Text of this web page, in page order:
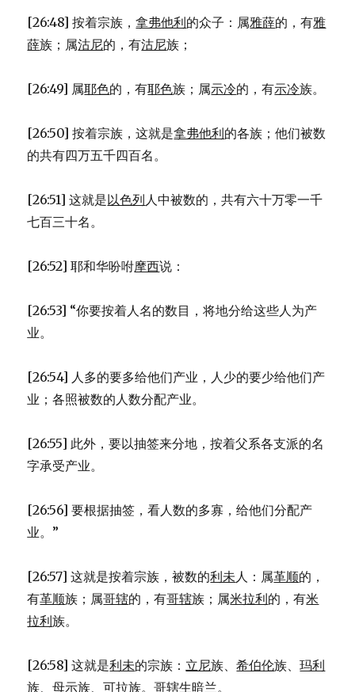
[26:48] 按着宗族，拿弗他利的众子：属雅薛的，有雅
薛族；属沽尼的，有沽尼族；
[26:49] 属耶色的，有耶色族；属示冷的，有示冷族。
[26:50] 按着宗族，这就是拿弗他利的各族；他们被数
的共有四万五千四百名。
[26:51] 这就是以色列人中被数的，共有六十万零一千
七百三十名。
[26:52] 耶和华吩咐摩西说：
[26:53] “你要按着人名的数目，将地分给这些人为产
业。
[26:54] 人多的要多给他们产业，人少的要少给他们产
业；各照被数的人数分配产业。
[26:55] 此外，要以抽签来分地，按着父系各支派的名
字承受产业。
[26:56] 要根据抽签，看人数的多寡，给他们分配产
业。”
[26:57] 这就是按着宗族，被数的利未人：属革顺的，
有革顺族；属哥辖的，有哥辖族；属米拉利的，有米
拉利族。
[26:58] 这就是利未的宗族： 立尼族、希伯伦族、玛利
族、母示族、可拉族。哥辖生暗兰。